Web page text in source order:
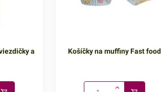
a Košíčky na muffiny Fast food